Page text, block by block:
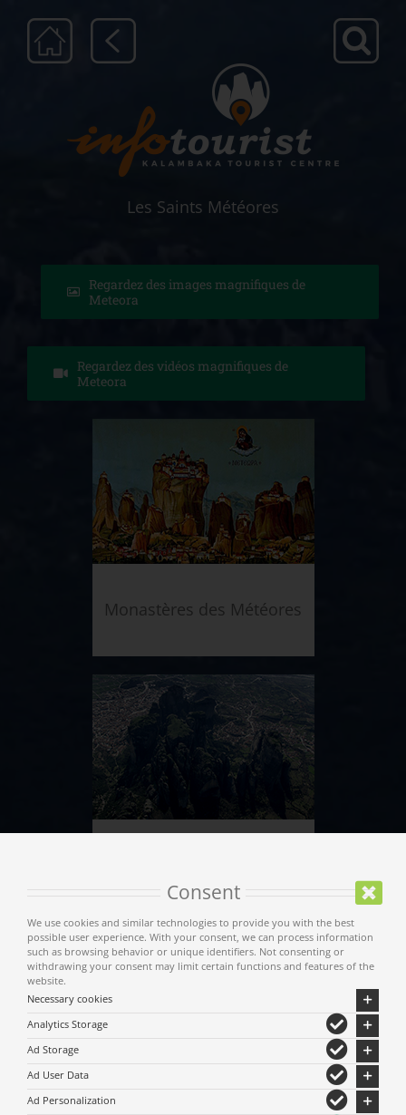
περιεχόμενο
Les Saints Météores
Regardez des images magnifiques de
Meteora
Regardez des vidéos magnifiques de
Meteora
Monastères des Météores
Consent
We use cookies and similar technologies to provide you with the best
possible user experience. With your consent, we can process information
such as browsing behavior or unique identifiers. Not consenting or
withdrawing your consent may limit certain functions and features of the
website.
Necessary cookies
Analytics Storage
Ad Storage
Ad User Data
Ad Personalization